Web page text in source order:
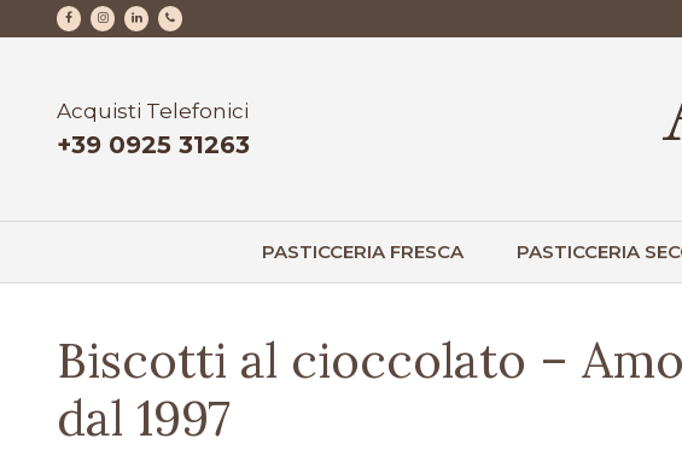
al
Acquisti Telefonici
+39 0925 31263
PASTICCERIA FRESCA PASTICCERIA
Biscotti al cioccolato –
dal 1997